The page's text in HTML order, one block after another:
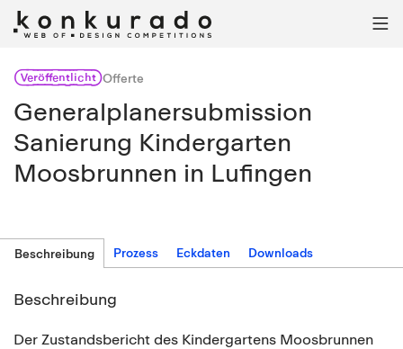

VeröffentlichtOfferte
Generalplanersubmission
Sanierung Kindergarten
Moosbrunnen in Lufingen
Beschreibung Prozess Eckdaten Downloads
Beschreibung
Der Zustandsbericht des Kindergartens Moosbrunnen